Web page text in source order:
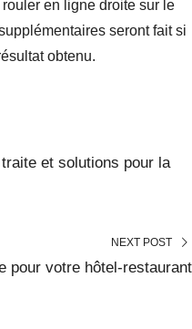
rouler en ligne droite sur le
seront fait si
obtenu.
et solutions pour la
NEXT POST
pour votre hôtel-restaurant